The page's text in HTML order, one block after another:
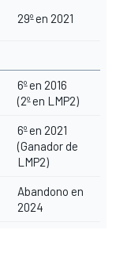
29º en 2021
6º en 2016
(2º en LMP2)
6º en 2021
(Ganador de
LMP2)
Abandono en
2024